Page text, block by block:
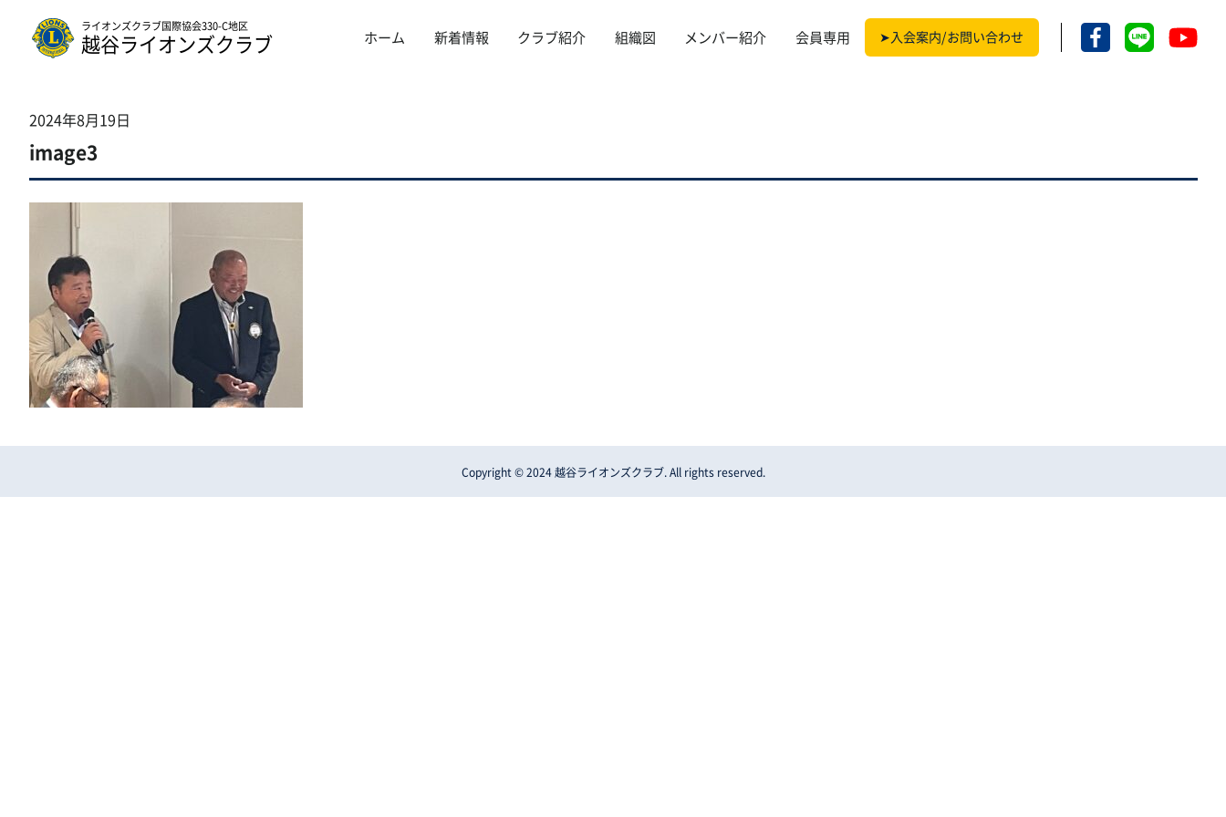
ライオンズクラブ国際協会330-C地区
越谷ライオンズクラブ ホーム 新着情報 クラブ紹介 組織図 メンバー紹介 会員専用 ➤入会案内/お問い合わせ
2024年8月19日
image3
Copyright © 2024 越谷ライオンズクラブ. All rights reserved.